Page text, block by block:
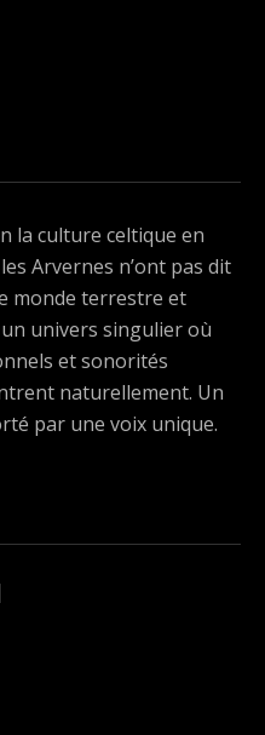
la culture celtique en
Arvernes n’ont pas dit
monde terrestre et
univers singulier où
et sonorités
naturellement. Un
par une voix unique.
sociaux
Tous les produits